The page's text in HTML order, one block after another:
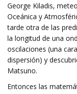
George Kiladis,
Oceánica y
tarde otra de las
la longitud de una
oscilaciones (una
dispersión) y
Matsuno.
Entonces las